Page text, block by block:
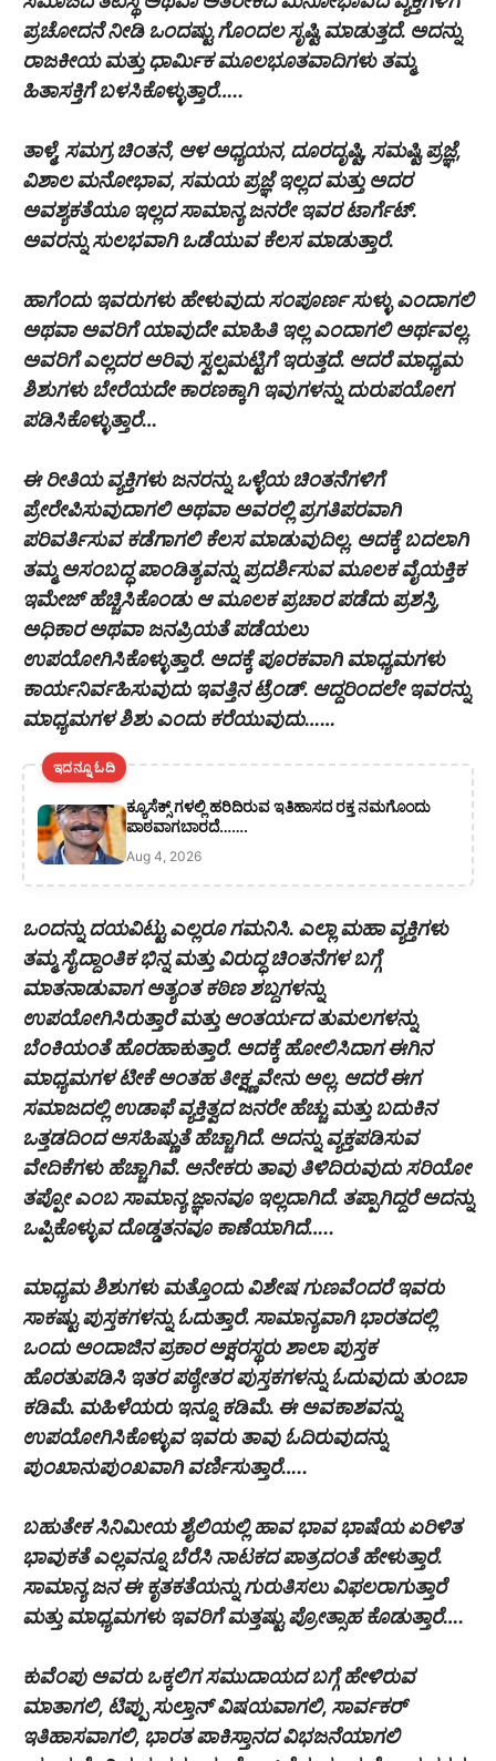
ಪ್ರಚೋದನೆ ನೀಡಿ ಒಂದಷ್ಟು ಗೊಂದಲ ಸೃಷ್ಟಿ ಮಾಡುತ್ತದೆ. ಅದನ್ನು
ರಾಜಕೀಯ ಮತ್ತು ಧಾರ್ಮಿಕ ಮೂಲಭೂತವಾದಿಗಳು ತಮ್ಮ
ಹಿತಾಸಕ್ತಿಗೆ ಬಳಸಿಕೊಳ್ಳುತ್ತಾರೆ…..
ತಾಳ್ಮೆ, ಸಮಗ್ರ ಚಿಂತನೆ, ಆಳ ಅಧ್ಯಯನ, ದೂರದೃಷ್ಟಿ, ಸಮಷ್ಟಿ ಪ್ರಜ್ಞೆ,
ವಿಶಾಲ ಮನೋಭಾವ, ಸಮಯ ಪ್ರಜ್ಞೆ ಇಲ್ಲದ ಮತ್ತು ಅದರ
ಅವಶ್ಯಕತೆಯೂ ಇಲ್ಲದ ಸಾಮಾನ್ಯ ಜನರೇ ಇವರ ಟಾರ್ಗೆಟ್.
ಅವರನ್ನು ಸುಲಭವಾಗಿ ಒಡೆಯುವ ಕೆಲಸ ಮಾಡುತ್ತಾರೆ.
ಹಾಗೆಂದು ಇವರುಗಳು ಹೇಳುವುದು ಸಂಪೂರ್ಣ ಸುಳ್ಳು ಎಂದಾಗಲಿ
ಅಥವಾ ಅವರಿಗೆ ಯಾವುದೇ ಮಾಹಿತಿ ಇಲ್ಲ ಎಂದಾಗಲಿ ಅರ್ಥವಲ್ಲ.
ಅವರಿಗೆ ಎಲ್ಲದರ ಅರಿವು ಸ್ವಲ್ಪಮಟ್ಟಿಗೆ ಇರುತ್ತದೆ. ಆದರೆ ಮಾಧ್ಯಮ
ಶಿಶುಗಳು ಬೇರೆಯದೇ ಕಾರಣಕ್ಕಾಗಿ ಇವುಗಳನ್ನು ದುರುಪಯೋಗ
ಪಡಿಸಿಕೊಳ್ಳುತ್ತಾರೆ…
ಈ ರೀತಿಯ ವ್ಯಕ್ತಿಗಳು ಜನರನ್ನು ಒಳ್ಳೆಯ ಚಿಂತನೆಗಳಿಗೆ
ಪ್ರೇರೇಪಿಸುವುದಾಗಲಿ ಅಥವಾ ಅವರಲ್ಲಿ ಪ್ರಗತಿಪರವಾಗಿ
ಪರಿವರ್ತಿಸುವ ಕಡೆಗಾಗಲಿ ಕೆಲಸ ಮಾಡುವುದಿಲ್ಲ. ಅದಕ್ಕೆ ಬದಲಾಗಿ
ತಮ್ಮ ಅಸಂಬದ್ಧ ಪಾಂಡಿತ್ಯವನ್ನು ಪ್ರದರ್ಶಿಸುವ ಮೂಲಕ ವೈಯಕ್ತಿಕ
ಇಮೇಜ್ ಹೆಚ್ಚಿಸಿಕೊಂಡು ಆ ಮೂಲಕ ಪ್ರಚಾರ ಪಡೆದು ಪ್ರಶಸ್ತಿ,
ಅಧಿಕಾರ ಅಥವಾ ಜನಪ್ರಿಯತೆ ಪಡೆಯಲು
ಉಪಯೋಗಿಸಿಕೊಳ್ಳುತ್ತಾರೆ. ಅದಕ್ಕೆ ಪೂರಕವಾಗಿ ಮಾಧ್ಯಮಗಳು
ಕಾರ್ಯನಿರ್ವಹಿಸುವುದು ಇವತ್ತಿನ ಟ್ರೆಂಡ್. ಆದ್ದರಿಂದಲೇ ಇವರನ್ನು
ಮಾಧ್ಯಮಗಳ ಶಿಶು ಎಂದು ಕರೆಯುವುದು……
ಇದನ್ನೂ ಓದಿ
ಕ್ಯೂಸೆಕ್ಸ್ ಗಳಲ್ಲಿ ಹರಿದಿರುವ ಇತಿಹಾಸದ ರಕ್ತ ನಮಗೊಂದು
ಪಾಠವಾಗಬಾರದೆ…….
Aug 4, 2026
ಒಂದನ್ನು ದಯವಿಟ್ಟು ಎಲ್ಲರೂ ಗಮನಿಸಿ. ಎಲ್ಲಾ ಮಹಾ ವ್ಯಕ್ತಿಗಳು
ತಮ್ಮ ಸೈದ್ದಾಂತಿಕ ಭಿನ್ನ ಮತ್ತು ವಿರುದ್ಧ ಚಿಂತನೆಗಳ ಬಗ್ಗೆ
ಮಾತನಾಡುವಾಗ ಅತ್ಯಂತ ಕಠಿಣ ಶಬ್ದಗಳನ್ನು
ಉಪಯೋಗಿಸಿರುತ್ತಾರೆ ಮತ್ತು ಆಂತರ್ಯದ ತುಮಲಗಳನ್ನು
ಬೆಂಕಿಯಂತೆ ಹೊರಹಾಕುತ್ತಾರೆ. ಅದಕ್ಕೆ ಹೋಲಿಸಿದಾಗ ಈಗಿನ
ಮಾಧ್ಯಮಗಳ ಟೀಕೆ ಅಂತಹ ತೀಕ್ಷ್ಣವೇನು ಅಲ್ಲ. ಆದರೆ ಈಗ
ಸಮಾಜದಲ್ಲಿ ಉಡಾಫೆ ವ್ಯಕ್ತಿತ್ವದ ಜನರೇ ಹೆಚ್ಚು ಮತ್ತು ಬದುಕಿನ
ಒತ್ತಡದಿಂದ ಅಸಹಿಷ್ಣುತೆ ಹೆಚ್ಚಾಗಿದೆ. ಅದನ್ನು ವ್ಯಕ್ತಪಡಿಸುವ
ವೇದಿಕೆಗಳು ಹೆಚ್ಚಾಗಿವೆ. ಅನೇಕರು ತಾವು ತಿಳಿದಿರುವುದು ಸರಿಯೋ
ತಪ್ಪೋ ಎಂಬ ಸಾಮಾನ್ಯ ಜ್ಞಾನವೂ ಇಲ್ಲದಾಗಿದೆ. ತಪ್ಪಾಗಿದ್ದರೆ ಅದನ್ನು
ಒಪ್ಪಿಕೊಳ್ಳುವ ದೊಡ್ಡತನವೂ ಕಾಣೆಯಾಗಿದೆ…..
ಮಾಧ್ಯಮ ಶಿಶುಗಳು ಮತ್ತೊಂದು ವಿಶೇಷ ಗುಣವೆಂದರೆ ಇವರು
ಸಾಕಷ್ಟು ಪುಸ್ತಕಗಳನ್ನು ಓದುತ್ತಾರೆ. ಸಾಮಾನ್ಯವಾಗಿ ಭಾರತದಲ್ಲಿ
ಒಂದು ಅಂದಾಜಿನ ಪ್ರಕಾರ ಅಕ್ಷರಸ್ಥರು ಶಾಲಾ ಪುಸ್ತಕ
ಹೊರತುಪಡಿಸಿ ಇತರ ಪಠ್ಯೇತರ ಪುಸ್ತಕಗಳನ್ನು ಓದುವುದು ತುಂಬಾ
ಕಡಿಮೆ. ಮಹಿಳೆಯರು ಇನ್ನೂ ಕಡಿಮೆ. ಈ ಅವಕಾಶವನ್ನು
ಉಪಯೋಗಿಸಿಕೊಳ್ಳುವ ಇವರು ತಾವು ಓದಿರುವುದನ್ನು
ಪುಂಖಾನುಪುಂಖವಾಗಿ ವರ್ಣಿಸುತ್ತಾರೆ…..
ಬಹುತೇಕ ಸಿನಿಮೀಯ ಶೈಲಿಯಲ್ಲಿ ಹಾವ ಭಾವ ಭಾಷೆಯ ಏರಿಳಿತ
ಭಾವುಕತೆ ಎಲ್ಲವನ್ನೂ ಬೆರೆಸಿ ನಾಟಕದ ಪಾತ್ರದಂತೆ ಹೇಳುತ್ತಾರೆ.
ಸಾಮಾನ್ಯ ಜನ ಈ ಕೃತಕತೆಯನ್ನು ಗುರುತಿಸಲು ವಿಫಲರಾಗುತ್ತಾರೆ
ಮತ್ತು ಮಾಧ್ಯಮಗಳು ಇವರಿಗೆ ಮತ್ತಷ್ಟು ಪ್ರೋತ್ಸಾಹ ಕೊಡುತ್ತಾರೆ….
ಕುವೆಂಪು ಅವರು ಒಕ್ಕಲಿಗ ಸಮುದಾಯದ ಬಗ್ಗೆ ಹೇಳಿರುವ
ಮಾತಾಗಲಿ, ಟಿಪ್ಪು ಸುಲ್ತಾನ್ ವಿಷಯವಾಗಲಿ, ಸಾರ್ವಕರ್
ಇತಿಹಾಸವಾಗಲಿ, ಭಾರತ ಪಾಕಿಸ್ತಾನದ ವಿಭಜನೆಯಾಗಲಿ